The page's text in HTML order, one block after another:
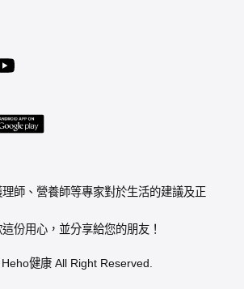
師、營養師等專家對於生活的建議及正
份用心，並分享給您的朋友！
健康 All Right Reserved.